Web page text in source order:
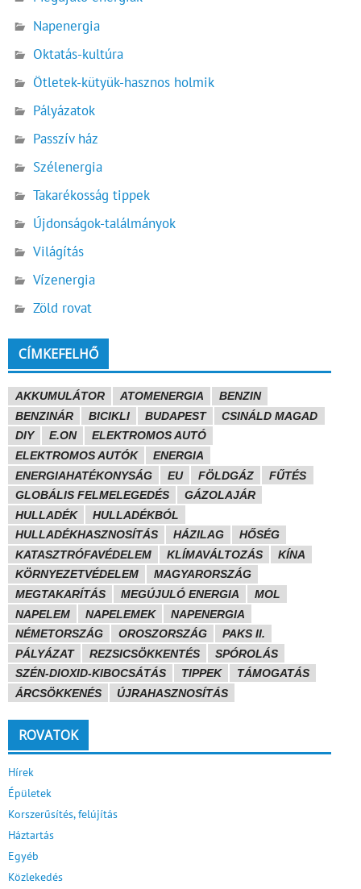
Napenergia
Oktatás-kultúra
Ötletek-kütyük-hasznos holmik
Pályázatok
Passzív ház
Szélenergia
Takarékosság tippek
Újdonságok-találmányok
Világítás
Vízenergia
Zöld rovat
CÍMKEFELHŐ
AKKUMULÁTOR ATOMENERGIA
BENZIN
BENZINÁR
BICIKLI BUDAPEST
CSINÁLD MAGAD
DIY
E.ON
ELEKTROMOS AUTÓ
ELEKTROMOS AUTÓK
ENERGIA
ENERGIAHATÉKONYSÁG
EU FÖLDGÁZ
FŰTÉS
GLOBÁLIS FELMELEGEDÉS
GÁZOLAJÁR
HULLADÉK
HULLADÉKBÓL
HULLADÉKHASZNOSÍTÁS
HÁZILAG
HŐSÉG
KATASZTRÓFAVÉDELEM
KLÍMAVÁLTOZÁS
KÍNA
KÖRNYEZETVÉDELEM
MAGYARORSZÁG
MEGTAKARÍTÁS
MEGÚJULÓ ENERGIA
MOL
NAPELEM
NAPELEMEK
NAPENERGIA
NÉMETORSZÁG
OROSZORSZÁG
PAKS II.
PÁLYÁZAT
REZSICSÖKKENTÉS
SPÓROLÁS
SZÉN-DIOXID-KIBOCSÁTÁS
TIPPEK
TÁMOGATÁS
ÁRCSÖKKENÉS
ÚJRAHASZNOSÍTÁS
ROVATOK
Hírek
Épületek
Korszerűsítés, felújítás
Háztartás
Egyéb
Közlekedés